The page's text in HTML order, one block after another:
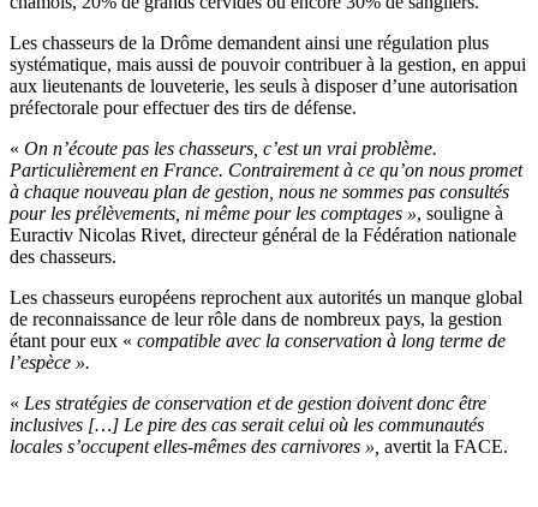
Les chasseurs de la Drôme demandent ainsi une régulation plus
systématique, mais aussi de pouvoir contribuer à la gestion, en appui
aux lieutenants de louveterie, les seuls à disposer d’une autorisation
préfectorale pour effectuer des tirs de défense.
« On n’écoute pas les chasseurs, c’est un vrai problème.
Particulièrement en France. Contrairement à ce qu’on nous promet
à chaque nouveau plan de gestion, nous ne sommes pas consultés
pour les prélèvements, ni même pour les comptages », souligne à
Euractiv Nicolas Rivet, directeur général de la Fédération nationale
des chasseurs.
Les chasseurs européens reprochent aux autorités un manque global
de reconnaissance de leur rôle dans de nombreux pays, la gestion
étant pour eux « compatible avec la conservation à long terme de
l’espèce ».
« Les stratégies de conservation et de gestion doivent donc être
inclusives […] Le pire des cas serait celui où les communautés
locales s’occupent elles-mêmes des carnivores », avertit la FACE.